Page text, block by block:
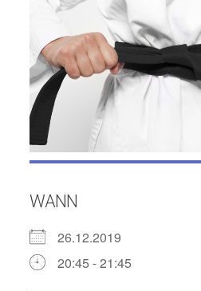
WANN
26.12.2019
20:45 - 21:45